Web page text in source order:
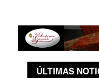
ÚLTIMAS